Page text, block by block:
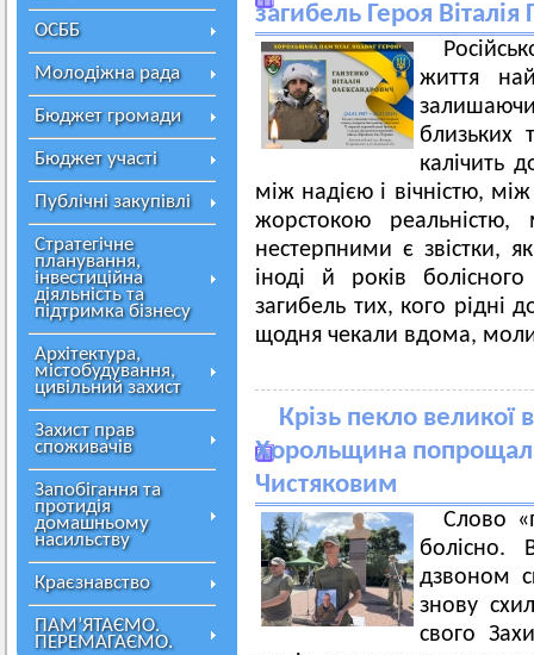
ОСББ
Молодіжна рада
Бюджет громади
Бюджет участі
Публічні закупівлі
Стратегічне
планування,
інвестиційна
діяльність та
підтримка бізнесу
Архітектура,
містобудування,
цивільний захист
Захист прав
споживачів
Запобігання та
протидія
домашньому
насильству
Краєзнавство
ПАМ’ЯТАЄМО.
ПЕРЕМАГАЄМО.
загибель Героя Віталія
життя
близьких
калічить
між надією і вічністю,
жорстокою
нестерпними є звістки,
іноді й років
загибель тих, кого рідні
щодня чекали вдома,
Крізь пекло великої
Хорольщина
Чистяковим
Слово
болісно.
дзвоном
знову
свого